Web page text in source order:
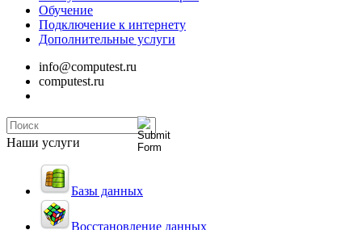
Обучение
Подключение к интернету
Дополнительные услуги
info@computest.ru
computest.ru
Наши услуги
Базы данных
Восстановление данных